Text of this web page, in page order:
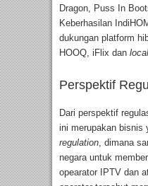
Dragon, Puss In
Keberhasilan
dukungan platform
HOOQ, iFlix dan
Perspektif
Dari perspektif
ini merupakan bisnis
regulation, dimana
negara untuk
opearator IPTV dan